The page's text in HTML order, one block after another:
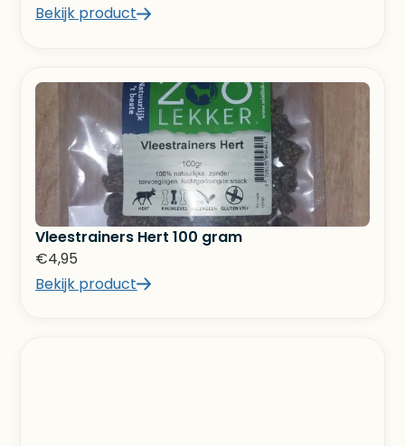
Bekijk product
Vleestrainers Hert 100 gram
€4,95
Bekijk product